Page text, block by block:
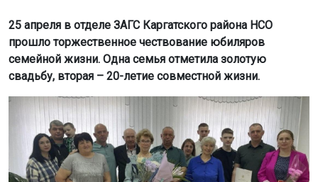
25 апреля в отделе ЗАГС Каргатского района НСО
прошло торжественное чествование юбиляров
семейной жизни. Одна семья отметила золотую
свадьбу, вторая – 20-летие совместной жизни.